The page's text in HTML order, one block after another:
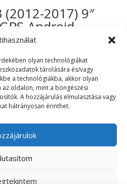
olyan technológiákat
tárolására és/vagy
a technológiákba, akkor olyan
oldalon, mint a böngészési
A hozzájárulás elmulasztása vagy
hátrányosan érinthet.
(2012-2017) 9″
Android
irányelvek
Garancia
információk